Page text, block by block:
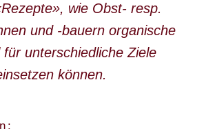
wie Obst- resp.
und -bauern organische
unterschiedliche Ziele
können.